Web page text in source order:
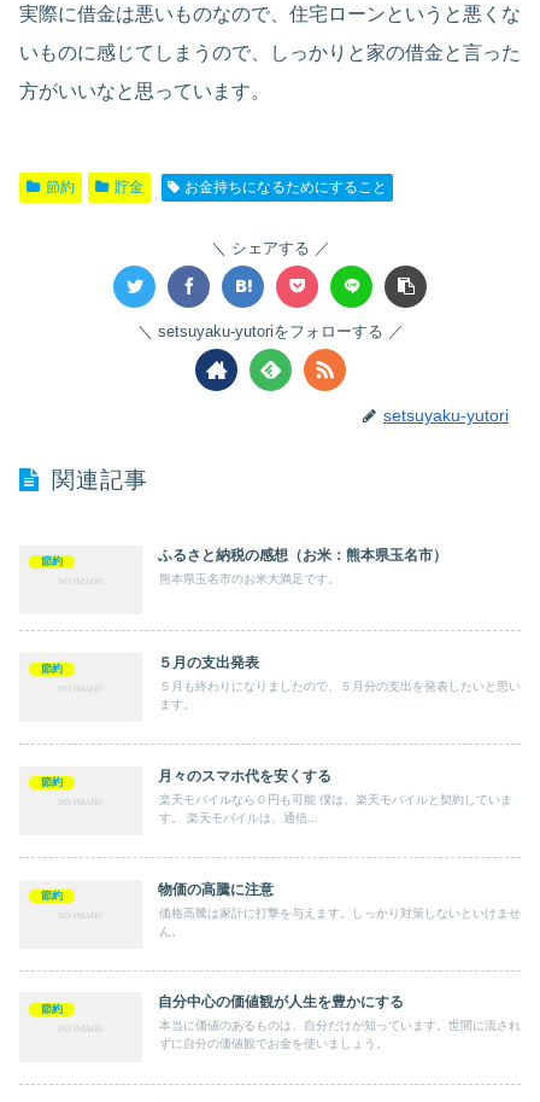
実際に借金は悪いものなので、住宅ローンというと悪くな
いものに感じてしまうので、しっかりと家の借金と言った
方がいいなと思っています。
節約 貯金 お金持ちになるためにすること
シェアする
setsuyaku-yutoriをフォローする
setsuyaku-yutori
関連記事
節約 ふるさと納税の感想（お米：熊本県玉名市）
熊本県玉名市のお米大満足です。
節約 ５月の支出発表
５月も終わりになりましたので、５月分の支出を発表したいと思い
ます。
節約 月々のスマホ代を安くする
楽天モバイルなら０円も可能 僕は、楽天モバイルと契約していま
す。 楽天モバイルは、通信...
節約 物価の高騰に注意
価格高騰は家計に打撃を与えます。しっかり対策しないといけませ
ん。
節約 自分中心の価値観が人生を豊かにする
本当に価値のあるものは、自分だけが知っています。世間に流され
ずに自分の価値観でお金を使いましょう。